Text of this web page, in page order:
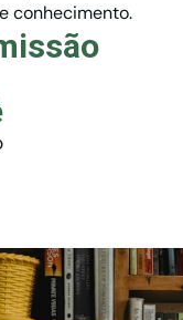
conhecimento.